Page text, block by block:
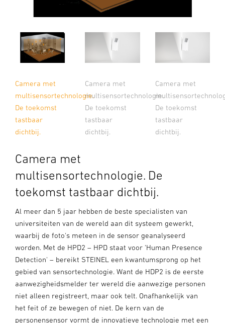
Camera met
multisensortechnologie.
De toekomst
tastbaar
dichtbij.
Camera met
multisensortechnologie.
De toekomst
tastbaar
dichtbij.
Camera met
De toekomst
tastbaar
dichtbij.
Camera met
multisensortechnologie. De
toekomst tastbaar dichtbij.
Al meer dan 5 jaar hebben de beste specialisten van
universiteiten van de wereld aan dit systeem gewerkt,
waarbij de foto's meteen in de sensor geanalyseerd
worden. Met de HPD2 – HPD staat voor 'Human Presence
Detection' – bereikt STEINEL een kwantumsprong op het
gebied van sensortechnologie. Want de HDP2 is de eerste
aanwezigheidsmelder ter wereld die aanwezige personen
niet alleen registreert, maar ook telt. Onafhankelijk van
het feit of ze bewegen of niet. De kern van de
personensensor vormt de innovatieve technologie met een